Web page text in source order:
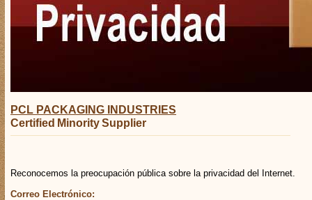
PCL PACKAGING INDUSTRIES
Certified Minority Supplier
Reconocemos la preocupación pública sobre la privacidad del Internet.
Correo Electrónico: